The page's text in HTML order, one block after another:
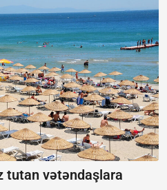
tutan vətəndaşlara